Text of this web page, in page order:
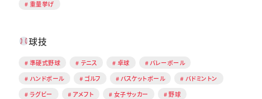
重量挙げ
球技
準硬式野球 テニス 卓球
バレーボール
ハンドボール
ゴルフ バスケットボール
バドミントン
ラグビー
アメフト 女子サッカー
野球